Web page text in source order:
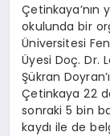
okulunda bir
Üniversitesi
Üyesi Doç. Dr.
Şükran
Çetinkaya 22
sonraki 5 bin
kaydı ile de